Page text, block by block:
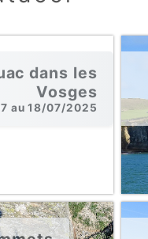
dans les
Vosges
au 18/07/2025